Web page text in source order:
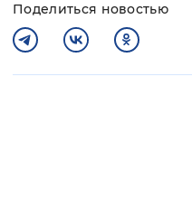
Поделиться новостью